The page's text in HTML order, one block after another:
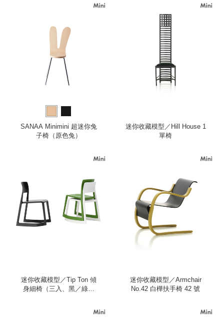
SANAA Minimini 超迷你兔
子椅（原色兔）
迷你收藏模型／Hill House 1
單椅
迷你收藏模型／Tip Ton 傾
身細椅（三入、黑／綠／
迷你收藏模型／Armchair
No.42 白樺扶手椅 42 號